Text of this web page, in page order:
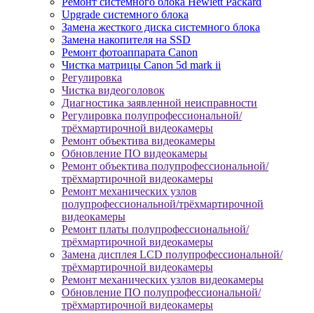
Upgrade системного блока
Замена жесткого диска системного блока
Замена накопителя на SSD
Ремонт фотоаппарата Canon
Чистка матрицы Canon 5d mark ii
Регулировка
Чистка видеоголовок
Диагностика заявленной неисправности
Регулировка полупрофессиональной/
трёхмартирочной видеокамеры
Ремонт объектива видеокамеры
Обновление ПО видеокамеры
Ремонт объектива полупрофессиональной/
трёхмартирочной видеокамеры
Ремонт механических узлов
полупрофессиональной/трёхмартирочной
видеокамеры
Ремонт платы полупрофессиональной/
трёхмартирочной видеокамеры
Замена дисплея LCD полупрофессиональной/
трёхмартирочной видеокамеры
Ремонт механических узлов видеокамеры
Обновление ПО полупрофессиональной/
трёхмартирочной видеокамеры